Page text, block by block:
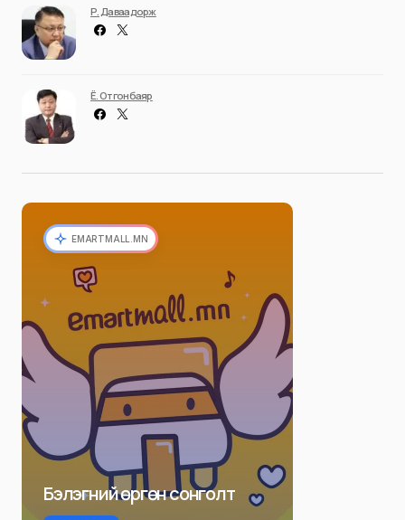
Р. Даваадорж
Ё. Отгонбаяр
EMARTMALL.MN
Бэлэгний өргөн сонголт